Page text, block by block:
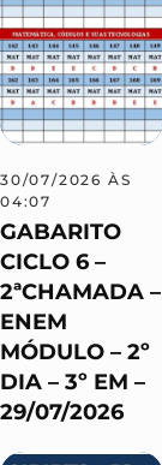
30/07/2026 ÀS
04:07
GABARITO
CICLO 6 –
2ªCHAMADA –
ENEM
MÓDULO – 2º
DIA – 3º EM –
29/07/2026